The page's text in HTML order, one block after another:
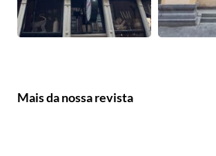
Mais da nossa revista